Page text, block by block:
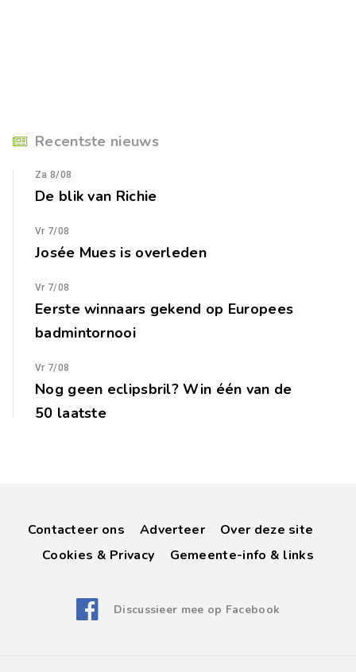
Recentste nieuws
Za 8/08
De blik van Richie
Vr 7/08
Josée Mues is overleden
Vr 7/08
Eerste winnaars gekend op Europees
badmintornooi
Vr 7/08
Nog geen eclipsbril? Win één van de
50 laatste
Contacteer ons Adverteer
Over deze site
Cookies & Privacy
Gemeente-info & links
Discussieer mee op Facebook